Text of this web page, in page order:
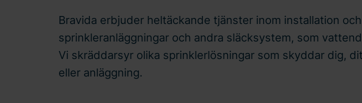
Bravida erbjuder heltäckande tjänster inom installation
sprinkleranläggningar och andra släcksystem, som
Vi skräddarsyr olika sprinklerlösningar som skyddar dig,
eller anläggning.